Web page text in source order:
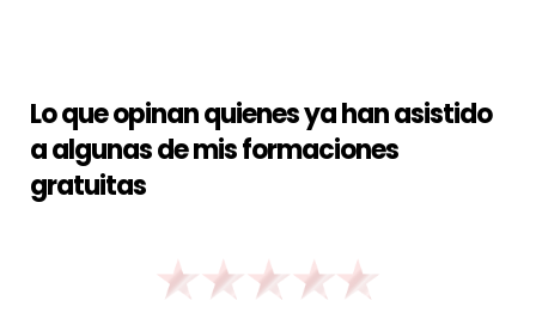
Lo que opinan quienes ya han asistido
a algunas de mis formaciones
gratuitas